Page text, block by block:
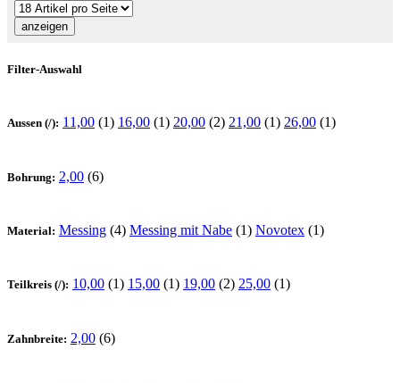
Filter-Auswahl
Aussen (/): 11,00 (1) 16,00 (1) 20,00 (2) 21,00 (1) 26,00 (1)
Bohrung: 2,00 (6)
Material: Messing (4) Messing mit Nabe (1) Novotex (1)
Teilkreis (/): 10,00 (1) 15,00 (1) 19,00 (2) 25,00 (1)
Zahnbreite: 2,00 (6)